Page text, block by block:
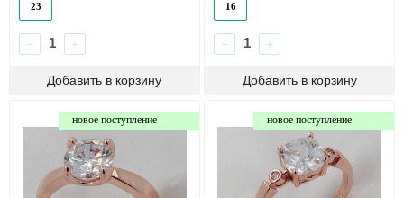
23
− +
16
− +
новое поступление новое поступление